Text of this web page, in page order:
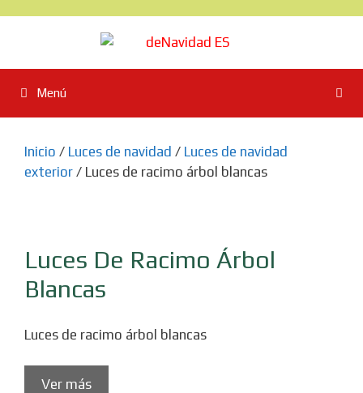
Menú
Inicio / Luces de navidad / Luces de navidad
exterior / Luces de racimo árbol blancas
Luces De Racimo Árbol
Blancas
Luces de racimo árbol blancas
Ver más